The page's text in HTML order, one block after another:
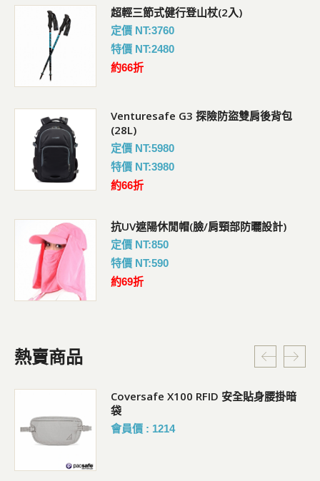
超輕三節式健行登山杖(2入)
定價 NT:3760
特價 NT:2480
約66折
Venturesafe G3 探險防盜雙肩後背包
(28L)
定價 NT:5980
特價 NT:3980
約66折
抗UV遮陽休閒帽(臉/肩頸部防曬設計)
定價 NT:850
特價 NT:590
約69折
熱賣商品
Coversafe X100 RFID 安全貼身腰掛暗
袋
會員價 : 1214